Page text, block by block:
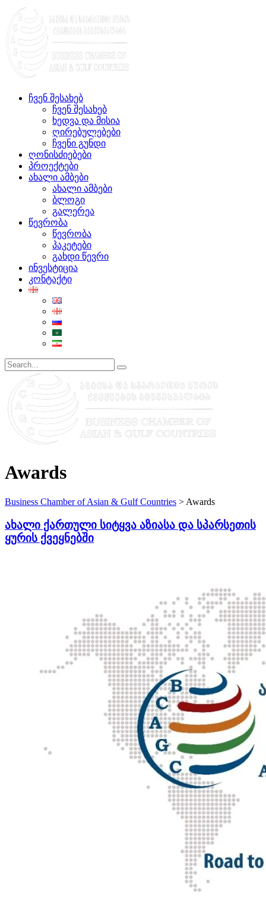
ჩვენ შესახებ
ჩვენ შესახებ
ხედვა და მისია
ღირებულებები
ჩვენი გუნდი
ღონისძიებები
პროექტები
ახალი ამბები
ახალი ამბები
ბლოგი
გალერეა
წევრობა
წევრობა
პაკეტები
გახდი წევრი
ინვესტიცია
კონტაქტი
Awards
Business Chamber of Asian & Gulf Countries > Awards
ახალი ქართული სიტყვა აზიასა და სპარსეთის
ყურის ქვეყნებში